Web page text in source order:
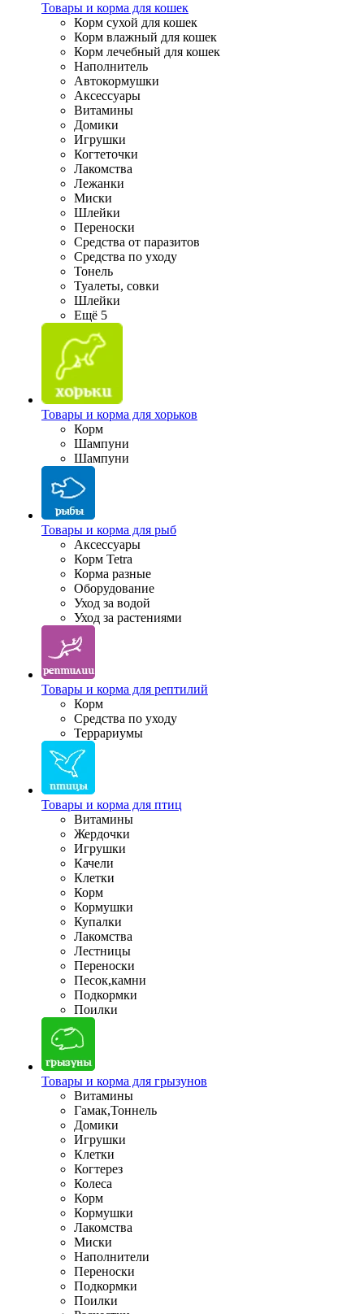
Товары и корма для кошек
Корм сухой для кошек
Корм влажный для кошек
Корм лечебный для кошек
Наполнитель
Автокормушки
Аксессуары
Витамины
Домики
Игрушки
Когтеточки
Лакомства
Лежанки
Миски
Шлейки
Переноски
Средства от паразитов
Средства по уходу
Тонель
Туалеты, совки
Шлейки
Ещё 5
Товары и корма для хорьков
Корм
Шампуни
Шампуни
Товары и корма для рыб
Аксессуары
Корм Tetra
Корма разные
Оборудование
Уход за водой
Уход за растениями
Товары и корма для рептилий
Корм
Средства по уходу
Террариумы
Товары и корма для птиц
Витамины
Жердочки
Игрушки
Качели
Клетки
Корм
Кормушки
Купалки
Лакомства
Лестницы
Переноски
Песок,камни
Подкормки
Поилки
Товары и корма для грызунов
Витамины
Гамак,Тоннель
Домики
Игрушки
Клетки
Когтерез
Колеса
Корм
Кормушки
Лакомства
Миски
Наполнители
Переноски
Подкормки
Поилки